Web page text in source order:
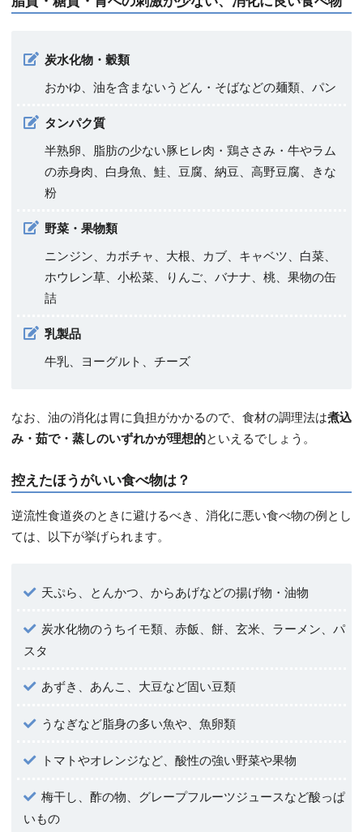
炭水化物・穀類
おかゆ、油を含まないうどん・そばなどの麺類、パン
タンパク質
半熟卵、脂肪の少ない豚ヒレ肉・鶏ささみ・牛やラム
の赤身肉、白身魚、鮭、豆腐、納豆、高野豆腐、きな
粉
野菜・果物類
ニンジン、カボチャ、大根、カブ、キャベツ、白菜、
ホウレン草、小松菜、りんご、バナナ、桃、果物の缶
詰
乳製品
牛乳、ヨーグルト、チーズ
なお、油の消化は胃に負担がかかるので、食材の調理法は煮込
み・茹で・蒸しのいずれかが理想的といえるでしょう。
控えたほうがいい食べ物は？
逆流性食道炎のときに避けるべき、消化に悪い食べ物の例とし
ては、以下が挙げられます。
天ぷら、とんかつ、からあげなどの揚げ物・油物
炭水化物のうちイモ類、赤飯、餅、玄米、ラーメン、パ
スタ
あずき、あんこ、大豆など固い豆類
うなぎなど脂身の多い魚や、魚卵類
トマトやオレンジなど、酸性の強い野菜や果物
梅干し、酢の物、グレープフルーツジュースなど酸っぱ
いもの